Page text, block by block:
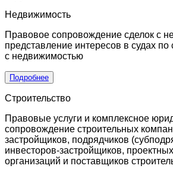
Недвижимость
Правовое сопровождение сделок с
представление интересов в судах
с недвижимостью
Подробнее
Строительство
Правовые услуги и комплексное
сопровождение строительных
застройщиков, подрядчиков
инвесторов-застройщиков,
организаций и поставщиков